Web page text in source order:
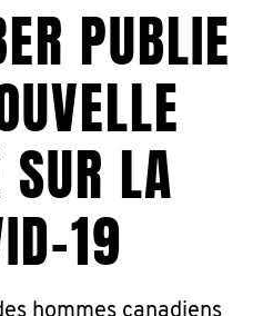
PUBLIE
SUR LA
19
hommes canadiens